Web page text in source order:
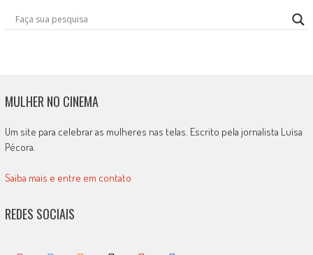
MULHER NO CINEMA
Um site para celebrar as mulheres nas telas. Escrito pela jornalista Luísa
Pécora.
Saiba mais e entre em contato
REDES SOCIAIS